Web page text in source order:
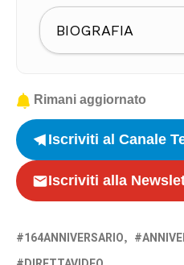
BIOGRAFIA
Rimani aggiornato
Iscriviti al Canale
Iscriviti alla
164ANNIVERSARIO